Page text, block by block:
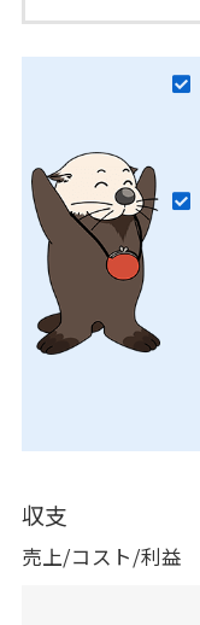
収支
売上/コスト/利益